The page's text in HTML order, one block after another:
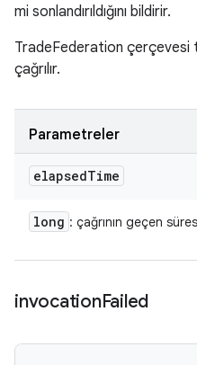
mi sonlandırıldığını bildirir.
TradeFederation çerçevesi
çağrılır.
Parametreler
elapsedTime
long : çağrının geçen
invocationFailed